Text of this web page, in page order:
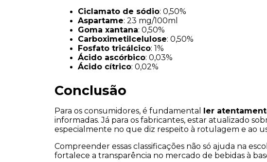
Ciclamato de sódio: 0,50%
Aspartame: 23 mg/100ml
Goma xantana: 0,50%
Carboximetilcelulose: 0,50%
Fosfato tricálcico: 1%
Ácido ascórbico: 0,03%
Ácido cítrico: 0,02%
Conclusão
Para os consumidores, é fundamental ler
informadas. Já para os fabricantes, estar atualizado
especialmente no que diz respeito à rotulagem e ao
Compreender essas classificações não só ajuda na
fortalece a transparência no mercado de bebidas à